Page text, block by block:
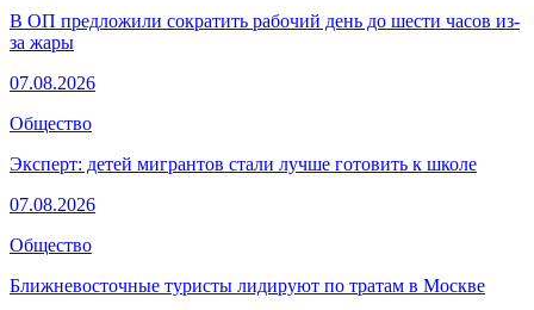
В ОП предложили сократить рабочий день до шести часов из-
за жары
07.08.2026
Общество
Эксперт: детей мигрантов стали лучше готовить к школе
07.08.2026
Общество
Ближневосточные туристы лидируют по тратам в Москве